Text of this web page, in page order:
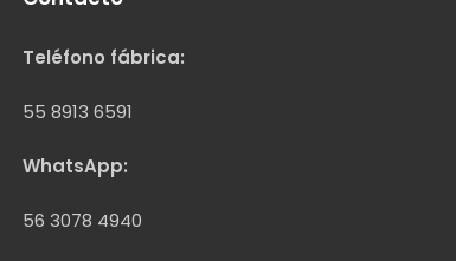
Teléfono fábrica:
55 8913 6591
WhatsApp:
56 3078 4940